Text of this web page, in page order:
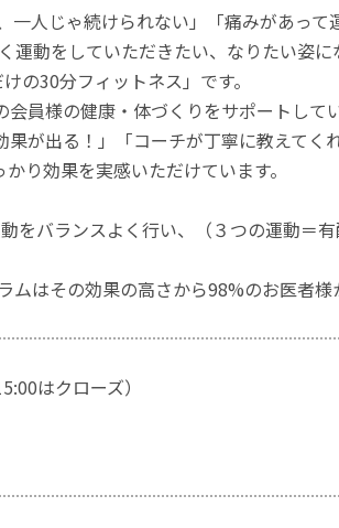
一人じゃ続けられない」「痛みがあっ
運動をしていただきたい、なりたい姿に
の30分フィットネス」です。
員様の健康・体づくりをサポートしてい
が出る！」「コーチが丁寧に教えてく
り効果を実感いただけています。
をバランスよく行い、（３つの運動＝
ムはその効果の高さから98%のお医者様
はクローズ）